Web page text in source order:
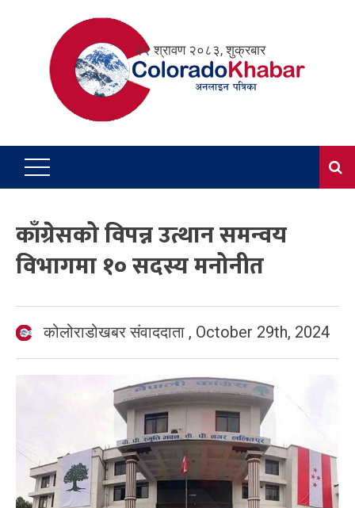
२२ श्रावण २०८३, शुक्रबार
काँग्रेसको विपन्न उत्थान समन्वय
विभागमा १० सदस्य मनोनीत
कोलोराडोखबर संवाददाता , October 29th, 2024